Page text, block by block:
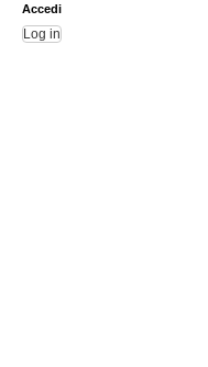
Accedi
Log in